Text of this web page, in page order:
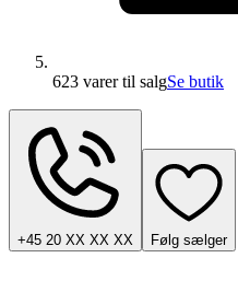
623 varertil salgSe butik
+45 20 XX XX XX Følg sælger